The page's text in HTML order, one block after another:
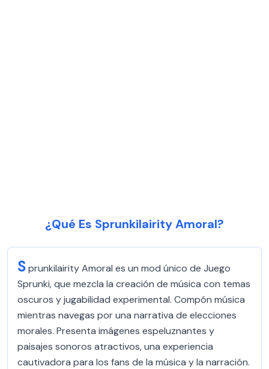
¿Qué Es Sprunkilairity Amoral?
Sprunkilairity Amoral es un mod único de Juego
Sprunki, que mezcla la creación de música con temas
oscuros y jugabilidad experimental. Compón música
mientras navegas por una narrativa de elecciones
morales. Presenta imágenes espeluznantes y
paisajes sonoros atractivos, una experiencia
cautivadora para los fans de la música y la narración.